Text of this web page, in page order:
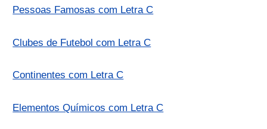
Pessoas Famosas com Letra C
Clubes de Futebol com Letra C
Continentes com Letra C
Elementos Químicos com Letra C